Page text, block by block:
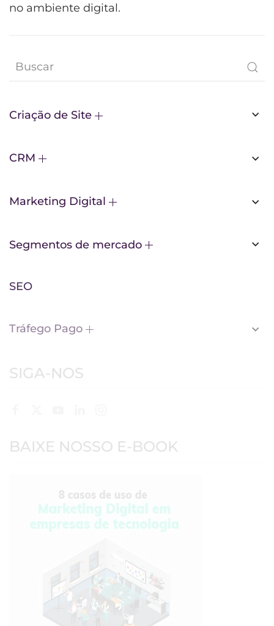
no ambiente digital.
Criação de Site
CRM
Marketing Digital
Segmentos de mercado
SEO
Tráfego Pago
SIGA-NOS
BAIXE NOSSO E-BOOK